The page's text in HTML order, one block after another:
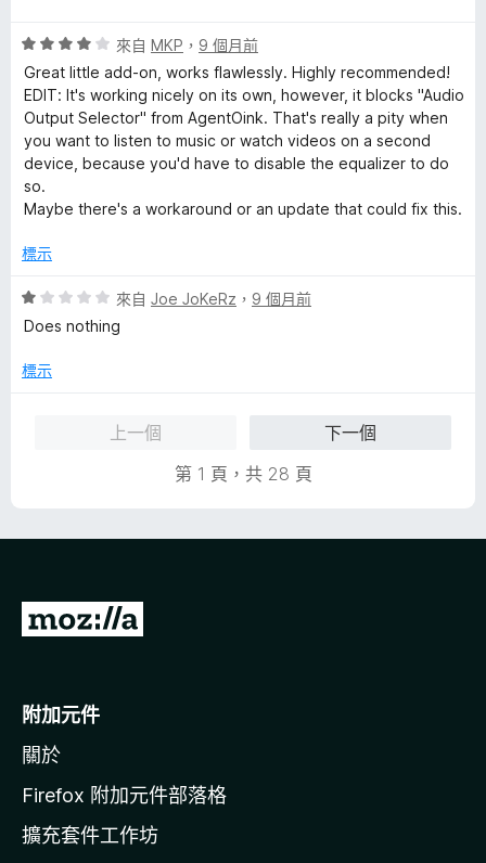
分
，
滿
分
5
分
評
價
4
分
，
滿
分
5
來自 MKP ， 9 個月前
Great little add-on, works flawlessly. Highly recommended!
EDIT: It's working nicely on its own, however, it blocks "Audio
Output Selector" from AgentOink. That's really a pity when
you want to listen to music or watch videos on a second
device, because you'd have to disable the equalizer to do
so.
Maybe there's a workaround or an update that could fix this.
標示
評
價
分
來自 Joe JoKeRz ， 9 個月前
Does nothing
標示
上一個
下一個
第 1 頁，共 28 頁
前
o
i
l
a
附加元件
關於
Firefox 附加元件部落格
擴充套件工作坊